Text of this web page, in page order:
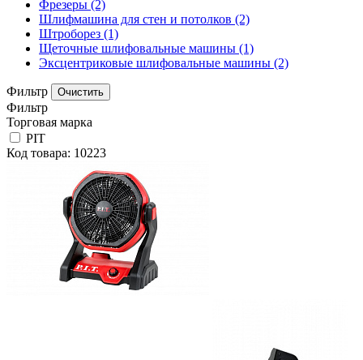
Фрезеры (2)
Шлифмашина для стен и потолков (2)
Штроборез (1)
Щеточные шлифовальные машины (1)
Эксцентриковые шлифовальные машины (2)
Фильтр
Фильтр
Торговая марка
PIT
Код товара: 10223